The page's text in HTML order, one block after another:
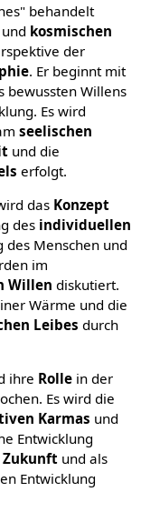
behandelt
und kosmischen
der
. Er beginnt mit
bewussten Willens
Es wird
seelischen
und die
erfolgt.
das Konzept
des individuellen
des Menschen und
im
Willen diskutiert.
Wärme und die
Leibes durch
ihre Rollein der
Es wird die
Karmas und
Entwicklung
Zukunftund als
Entwicklung